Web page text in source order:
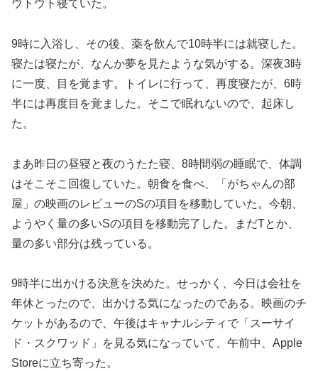
ウトウト寝ていた。
9時に入浴し、その後、薬を飲んで10時半には就寝した。
寝たは寝たが、なんか夢を見たような気がする。深夜3時
に一度、目を覚ます。トイレに行って、再度寝たが、6時
半には再度目を覚ました。そこで眠れないので、起床し
た。
まあ昨日の昼寝と夜のうたた寝、8時間弱の睡眠で、体調
はそこそこ回復していた。朝食を食べ、「がちゃんの部
屋」の映画のレビューのSの項目を移動していた。今朝、
ようやく量の多いSの項目を移動完了した。まだTとか、
量の多い部分は残っている。
9時半に出かける決意を決めた。せっかく、今日は会社を
年休とったので、出かける気になったのである。映画のチ
ケットがあるので、午後はキャナルシティで「スーサイ
ド・スクワッド」を見る気になっていて、午前中、Apple
Storeに立ち寄った。